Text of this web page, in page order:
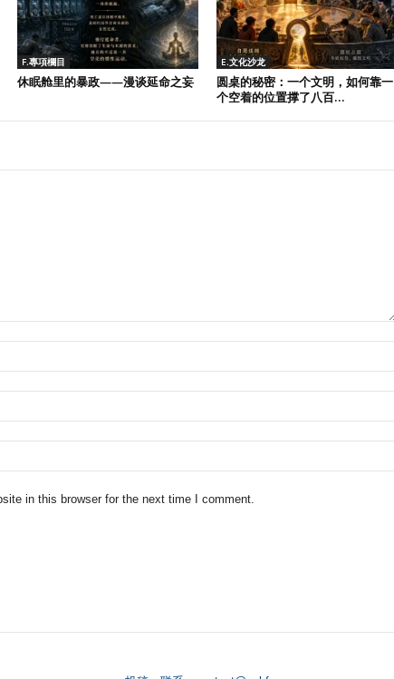
F.專項欄目
休眠舱里的暴政——漫谈延命之妄
E.文化沙龙
圆桌的秘密：一个文明，如何靠一
个空着的位置撑了八百...
in this browser for the next time I comment.